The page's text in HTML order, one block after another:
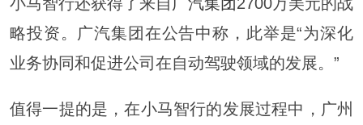
略投资。广汽集团在公告中称，此举是“为深化
业务协同和促进公司在自动驾驶领域的发展。”
值得一提的是，在小马智行的发展过程中，广州